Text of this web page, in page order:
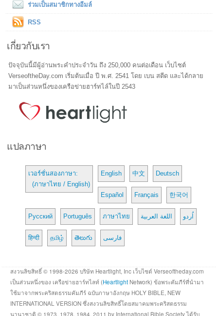
ร่วมเป็นสมาชิกทางอีมล์
RSS
เกี่ยวกับเรา
ปัจจุบันนี้มีผู้อ่านพระคำประจำวัน ถึง 250,000 คนต่อเดือน เว็บไซต์
VerseoftheDay.com เริ่มต้นเมื่อ ปี พ.ศ. 2541 โดย เบน สตีด และได้กลาย
มาเป็นส่วนหนึ่งของเครือข่ายฮาร์ทไล์ในปี 2543
แปลภาษา
เวอร์ชั่นสองภาษา:
(ภาษาไทย / English)
English 中文 Deutsch
Español Français 한국어
Русский Português ภาษาไทย اللغة العربية اُردو
हिन्दी தமிழ் తెలుగు فارسی
สงวนลิขสิทธิ์ © 1998-2026 บริษัท Heartlight, Inc เว็บไซต์ Verseoftheday.com
เป็นส่วนหนึ่งของ เครือข่ายฮาร์ทไลท์ (Heartlight Network) ข้อพระคัมภีร์ที่นำมา
ใช้มาจากพระคริสตธรรมคัมภีร์ ฉบับภาษาอังกฤษ HOLY BIBLE, NEW
INTERNATIONAL VERSION ซึ่งสงวนลิขสิทธิ์โดยสมาคมพระคริสตธรรม
นานาชาติ © 1973, 1978, 1984, 2011 by International Bible Society ได้รับ